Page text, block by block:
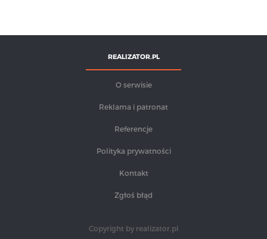
REALIZATOR.PL
O serwisie
Reklama i patronat
Referencje
Polityka prywatności
Kontakt
Zgłoś błąd
Copyright by realizator.pl